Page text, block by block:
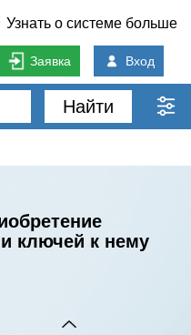
Узнать о системе больше
Заявка Вход
Найти
ключей к нему